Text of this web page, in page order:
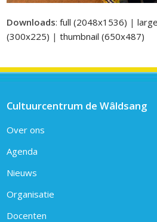
Downloads:full (2048x1536) |
(300x225) |thumbnail (650x487)
Cultuurcentrum de Wâldsang
Over ons
Agenda
Nieuws
Organisatie
Docenten